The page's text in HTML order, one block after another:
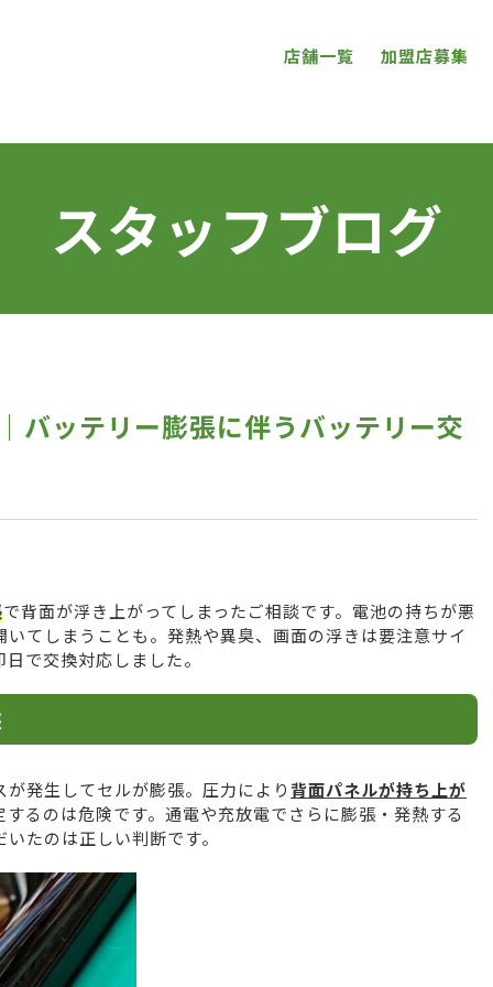
店舗一覧 加盟店募集
スタッフブログ
ッテリー膨張に伴うバッテリー交
で背面が浮き上がってしまったご相談です。電池の持ちが悪
てしまうことも。発熱や異臭、画面の浮きは要注意サイ
で交換対応しました。
発生してセルが膨張。圧力により 背面パネルが持ち上が
るのは危険です。通電や充放電でさらに膨張・発熱する
たのは正しい判断です。